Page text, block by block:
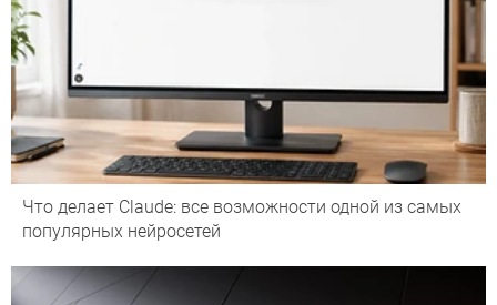
Что делает Сlaude: все возможности одной из самых
популярных нейросетей